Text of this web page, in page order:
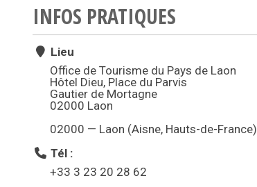
INFOS PRATIQUES
Lieu
Office de Tourisme du Pays de Laon
Hôtel Dieu, Place du Parvis
Gautier de Mortagne
02000 Laon
02000 — Laon (Aisne, Hauts-de-France)
Tél :
+33 3 23 20 28 62